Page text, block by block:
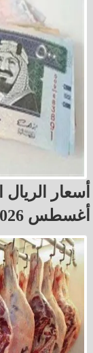
أغسطس 2026